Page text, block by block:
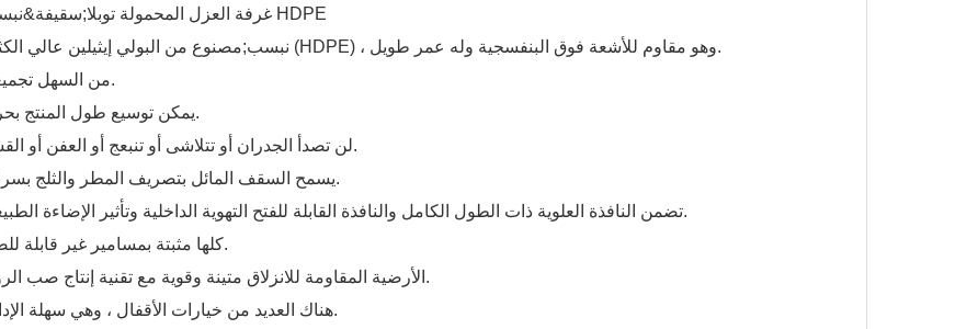
1. سقيفة&نبسب;
غرفة العزل المحمولة توبلا HDPE
&نبسب;مصنوع من البولي إيثيلين عالي الكثافة (HDPE) ، وهو مقاوم للأشعة فوق البنفسجية وله عمر طويل.
2. من السهل تجميعها.
3. يمكن توسيع طول المنتج بحرية.
4. لن تصدأ الجدران أو تتلاشى أو تنبعج أو العفن أو القشر.
5. يسمح السقف المائل بتصريف المطر والثلج بسرعة.
6. تضمن النافذة العلوية ذات الطول الكامل والنافذة القابلة للفتح التهوية الداخلية وتأثير الإضاءة الطبيعي.
7. كلها مثبتة بمسامير غير قابلة للصدأ.
8. الأرضية المقاومة للانزلاق متينة وقوية مع تقنية إنتاج صب الروتو.
9. هناك العديد من خيارات الأقفال ، وهي سهلة الإدارة.